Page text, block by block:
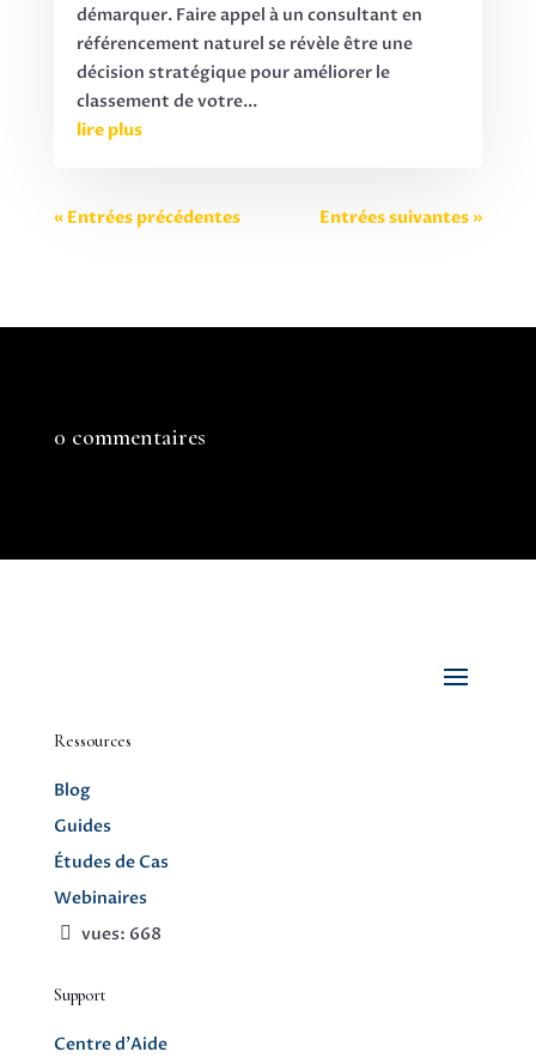
démarquer. Faire appel à un consultant en
référencement naturel se révèle être une
décision stratégique pour améliorer le
classement de votre...
lire plus
« Entrées précédentes Entrées suivantes »
0 commentaires
Ressources
Blog
Guides
Études de Cas
Webinaires
vues: 668
Support
Centre d’Aide